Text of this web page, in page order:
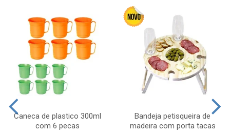
Caneca de plastico 300ml
com 6 pecas
Bandeja petisqueira de
madeira com porta tacas